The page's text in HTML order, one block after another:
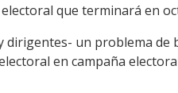
que terminará en
un problema de
en campaña